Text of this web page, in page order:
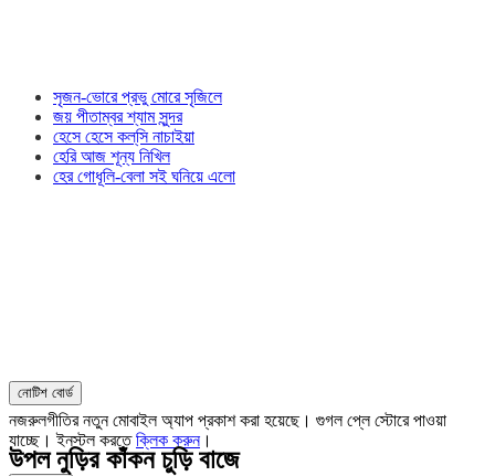
সৃজন-ভোরে প্রভু মোরে সৃজিলে
জয় পীতাম্বর শ্যাম সুন্দর
হেসে হেসে কল্‌সি নাচাইয়া
হেরি আজ শূন্য নিখিল
হের গোধূলি-বেলা সই ঘনিয়ে এলো
নোটিশ বোর্ড
নজরুলগীতির নতুন মোবাইল অ্যাপ প্রকাশ করা হয়েছে। গুগল প্লে স্টোরে পাওয়া
যাচ্ছে। ইনস্টল করতেক্লিক করুন।
উপল নুড়ির কাঁকন চুড়ি বাজে